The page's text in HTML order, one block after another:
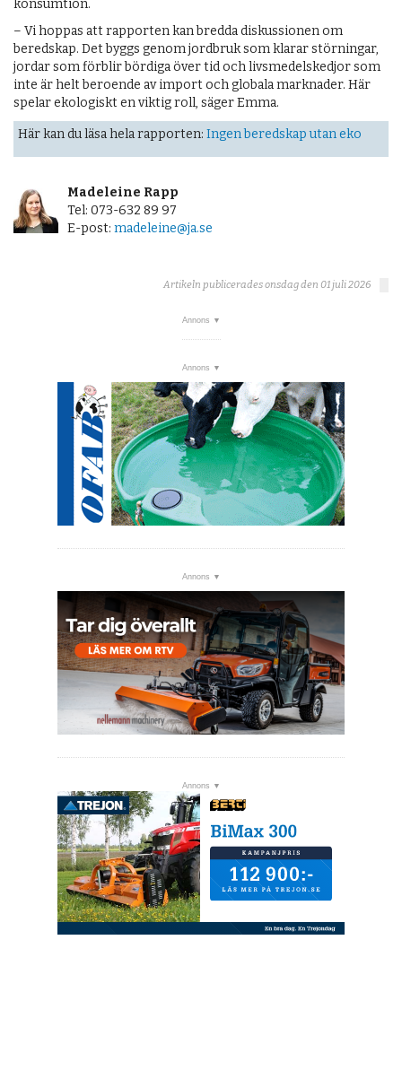
konsumtion.
– Vi hoppas att rapporten kan bredda diskussionen om
beredskap. Det byggs genom jordbruk som klarar störningar,
jordar som förblir bördiga över tid och livsmedelskedjor som
inte är helt beroende av import och globala marknader. Här
spelar ekologiskt en viktig roll, säger Emma.
Här kan du läsa hela rapporten: Ingen beredskap utan eko
Madeleine Rapp
Tel: 073-632 89 97
E-post: madeleine@ja.se
Artikeln publicerades onsdag den 01 juli 2026